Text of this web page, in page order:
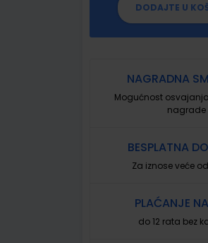
DODAJTE U
NAGRADNA
Mogućnost osvajanja
nagrade
BESPLATNA
Za iznose veće
PLAĆANJE
do 12 rata bez